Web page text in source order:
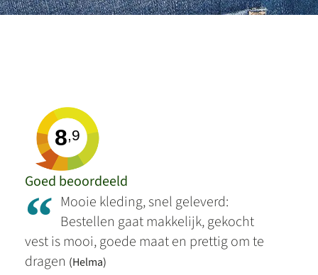
8,9
Goed beoordeeld
“ Mooie kleding, snel geleverd:
Bestellen gaat makkelijk, gekocht
vest is mooi, goede maat en prettig om te
dragen (Helma)